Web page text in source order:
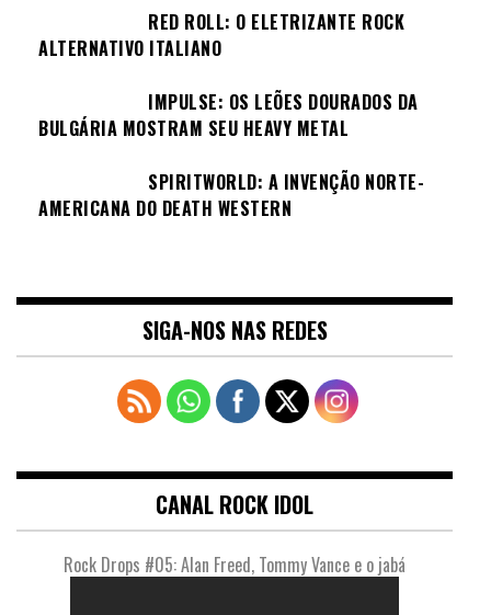
RED ROLL: O ELETRIZANTE ROCK
ALTERNATIVO ITALIANO
IMPULSE: OS LEÕES DOURADOS DA
BULGÁRIA MOSTRAM SEU HEAVY METAL
SPIRITWORLD: A INVENÇÃO NORTE-
AMERICANA DO DEATH WESTERN
SIGA-NOS NAS REDES
CANAL ROCK IDOL
Rock Drops #05: Alan Freed, Tommy Vance e o jabá